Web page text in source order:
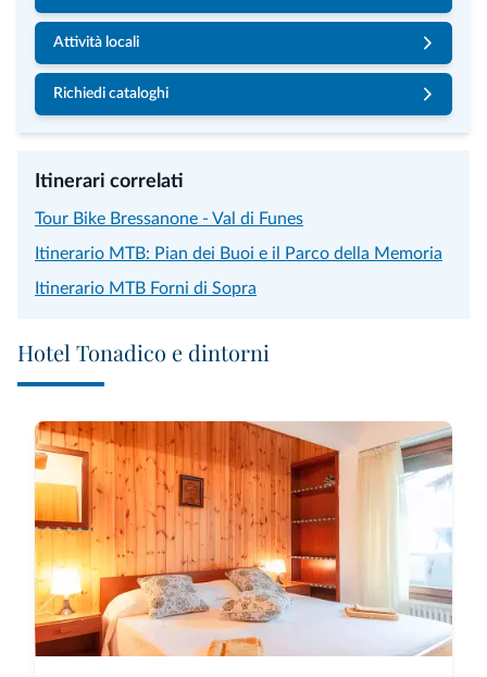
Attività locali
Richiedi cataloghi
Itinerari correlati
Tour Bike Bressanone - Val di Funes
Itinerario MTB: Pian dei Buoi e il Parco della Memoria
Itinerario MTB Forni di Sopra
Hotel Tonadico e dintorni